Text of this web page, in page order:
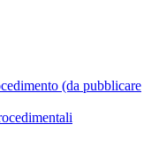
(da pubblicare